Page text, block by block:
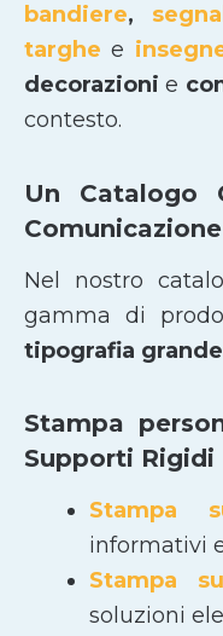
bandiere,
targhee
decorazionie
contesto.
Un Catalogo
Comunicazione
Nel nostro
gamma di
tipografia
Stampa
Supporti Rigidi
Stampa
informativi
Stampa
soluzioni